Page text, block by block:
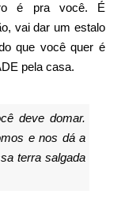
é pra você. É
vai dar um estalo
que você quer é
pela casa.
deve domar.
e nos dá a
terra salgada